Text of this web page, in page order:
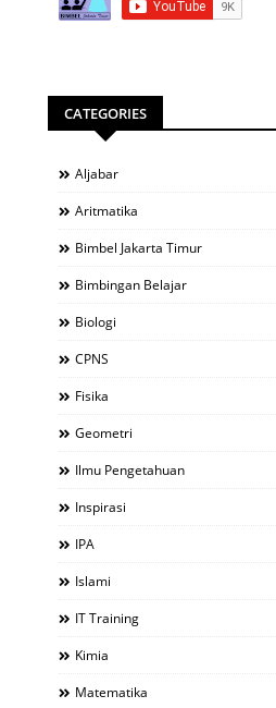
CATEGORIES
Aljabar
Aritmatika
Bimbel Jakarta Timur
Bimbingan Belajar
Biologi
CPNS
Fisika
Geometri
Ilmu Pengetahuan
Inspirasi
IPA
Islami
IT Training
Kimia
Matematika